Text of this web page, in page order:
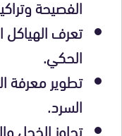
الفصيحة
تعرف
الحكي.
تطوير معرفة
السرد.
تجاوز الخجل